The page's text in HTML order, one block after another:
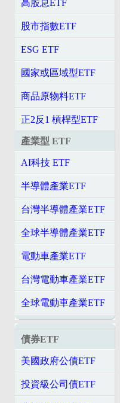
高股息ETF
股市指數ETF
ESG ETF
國家或區域型ETF
商品原物料ETF
正2反1 槓桿型ETF
產業型 ETF
AI科技 ETF
半導體產業ETF
台灣半導體產業ETF
全球半導體產業ETF
電動車產業ETF
台灣電動車產業ETF
全球電動車產業ETF
債券ETF
美國政府公債ETF
投資級公司債ETF